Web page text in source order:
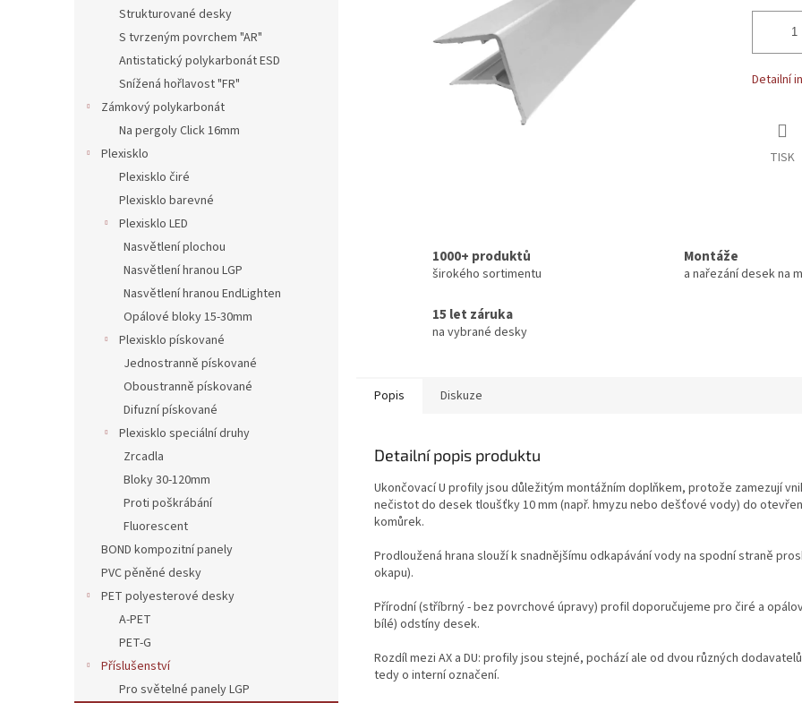
Strukturované desky
S tvrzeným povrchem "AR"
Antistatický polykarbonát ESD
Snížená hořlavost "FR"
Zámkový polykarbonát
Na pergoly Click 16mm
Plexisklo
Plexisklo čiré
Plexisklo barevné
Plexisklo LED
Nasvětlení plochou
Nasvětlení hranou LGP
Nasvětlení hranou EndLighten
Opálové bloky 15-30mm
Plexisklo pískované
Jednostranně pískované
Oboustranně pískované
Difuzní pískované
Plexisklo speciální druhy
Zrcadla
Bloky 30-120mm
Proti poškrábání
Fluorescent
BOND kompozitní panely
PVC pěněné desky
PET polyesterové desky
A-PET
PET-G
Příslušenství
Pro světelné panely LGP
Detailní
TISK
1000+ produktů
širokého sortimentu
Montáže
a nařezání desek na
15 let záruka
na vybrané desky
Popis Diskuze
Detailní popis produktu
Ukončovací U profily jsou důležitým montážním doplňkem, protože zamezují
nečistot do desek tloušťky 10 mm (např. hmyzu nebo dešťové vody) do
komůrek.
Prodloužená hrana slouží k snadnějšímu odkapávání vody na spodní straně
okapu).
Přírodní (stříbrný - bez povrchové úpravy) profil doporučujeme pro čiré a
bílé) odstíny desek.
Rozdíl mezi AX a DU: profily jsou stejné, pochází ale od dvou různých
tedy o interní označení.